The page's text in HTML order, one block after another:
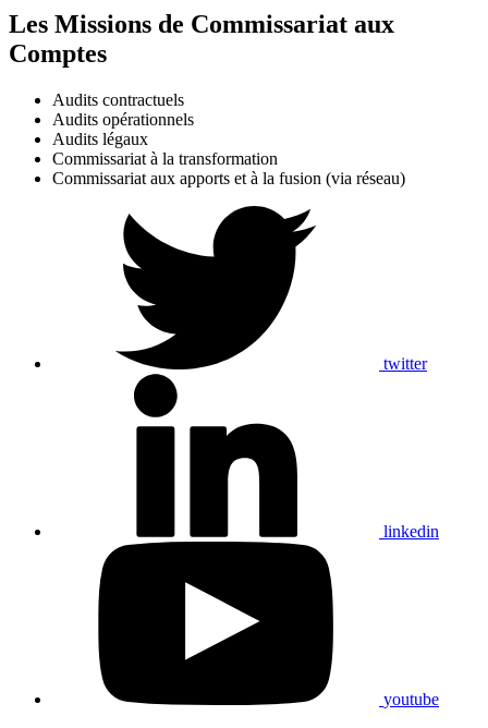
Les Missions de Commissariat aux
Comptes
Audits contractuels
Audits opérationnels
Audits légaux
Commissariat à la transformation
Commissariat aux apports et à la fusion (via réseau)
twitter
linkedin
youtube